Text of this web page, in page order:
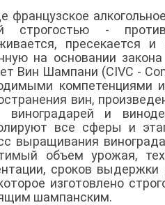
французское
строгостью -
пресекается
на основании
Вин Шампани (CIVC -
компетенциями
вин,
виноградарей и
все сферы и
выращивания
объем урожая,
сроков
изготовлено
шампанским.